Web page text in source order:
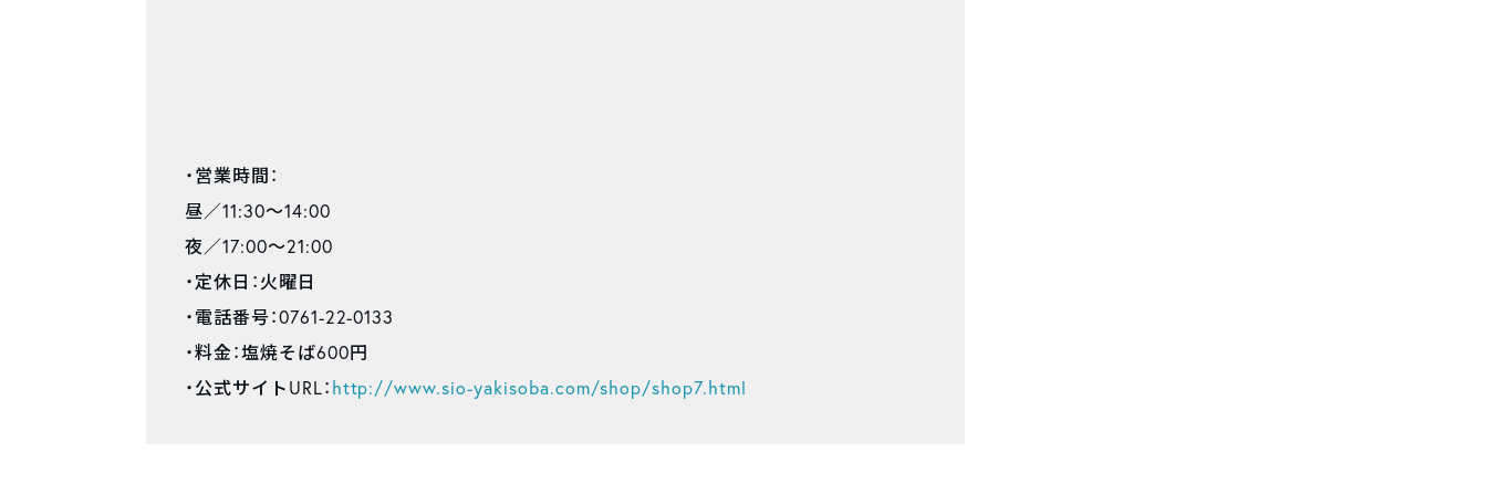
・営業時間：
昼／11:30～14:00
夜／17:00～21:00
・定休日：火曜日
・電話番号：0761-22-0133
・料金：塩焼そば600円
・公式サイトURL： http://www.sio-yakisoba.com/shop/shop7.html